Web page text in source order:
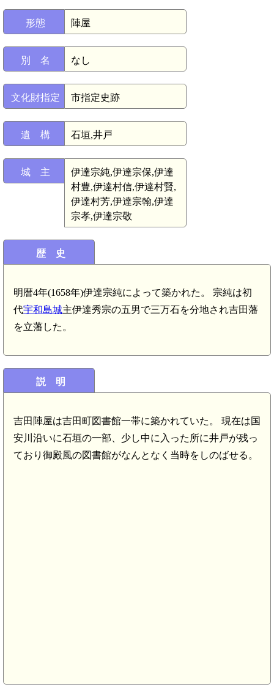
形態 陣屋
別 名 なし
文化財指定 市指定史跡
遺 構 石垣,井戸
城 主
伊達宗純,伊達宗保,伊達
村豊,伊達村信,伊達村賢,
伊達村芳,伊達宗翰,伊達
宗孝,伊達宗敬
歴 史
明暦4年(1658年)伊達宗純によって築かれた。 宗純は初
代宇和島城主伊達秀宗の五男で三万石を分地され吉田藩
を立藩した。
説 明
吉田陣屋は吉田町図書館一帯に築かれていた。 現在は国
安川沿いに石垣の一部、少し中に入った所に井戸が残っ
ており御殿風の図書館がなんとなく当時をしのばせる。